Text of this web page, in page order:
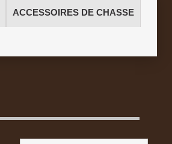
ACCESSOIRES DE CHASSE